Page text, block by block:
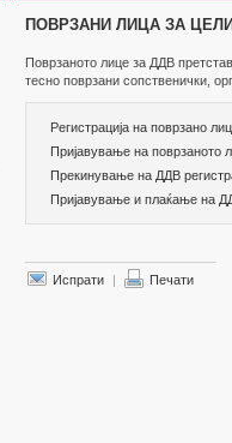
ПОВРЗАНИ ЛИЦА ЗА
Поврзаното лице за ДДВ
тесно поврзани сопственички,
Регистрација на поврзано
Пријавување на поврзаното
Прекинување на ДДВ
Пријавување и плаќање на
Испрати | Печати